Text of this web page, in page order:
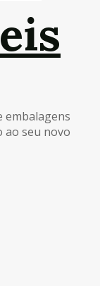
embalagens
ao seu novo